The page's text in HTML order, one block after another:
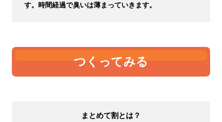
す。時間経過で臭いは薄まっていきます。
つくってみる
まとめて割とは？